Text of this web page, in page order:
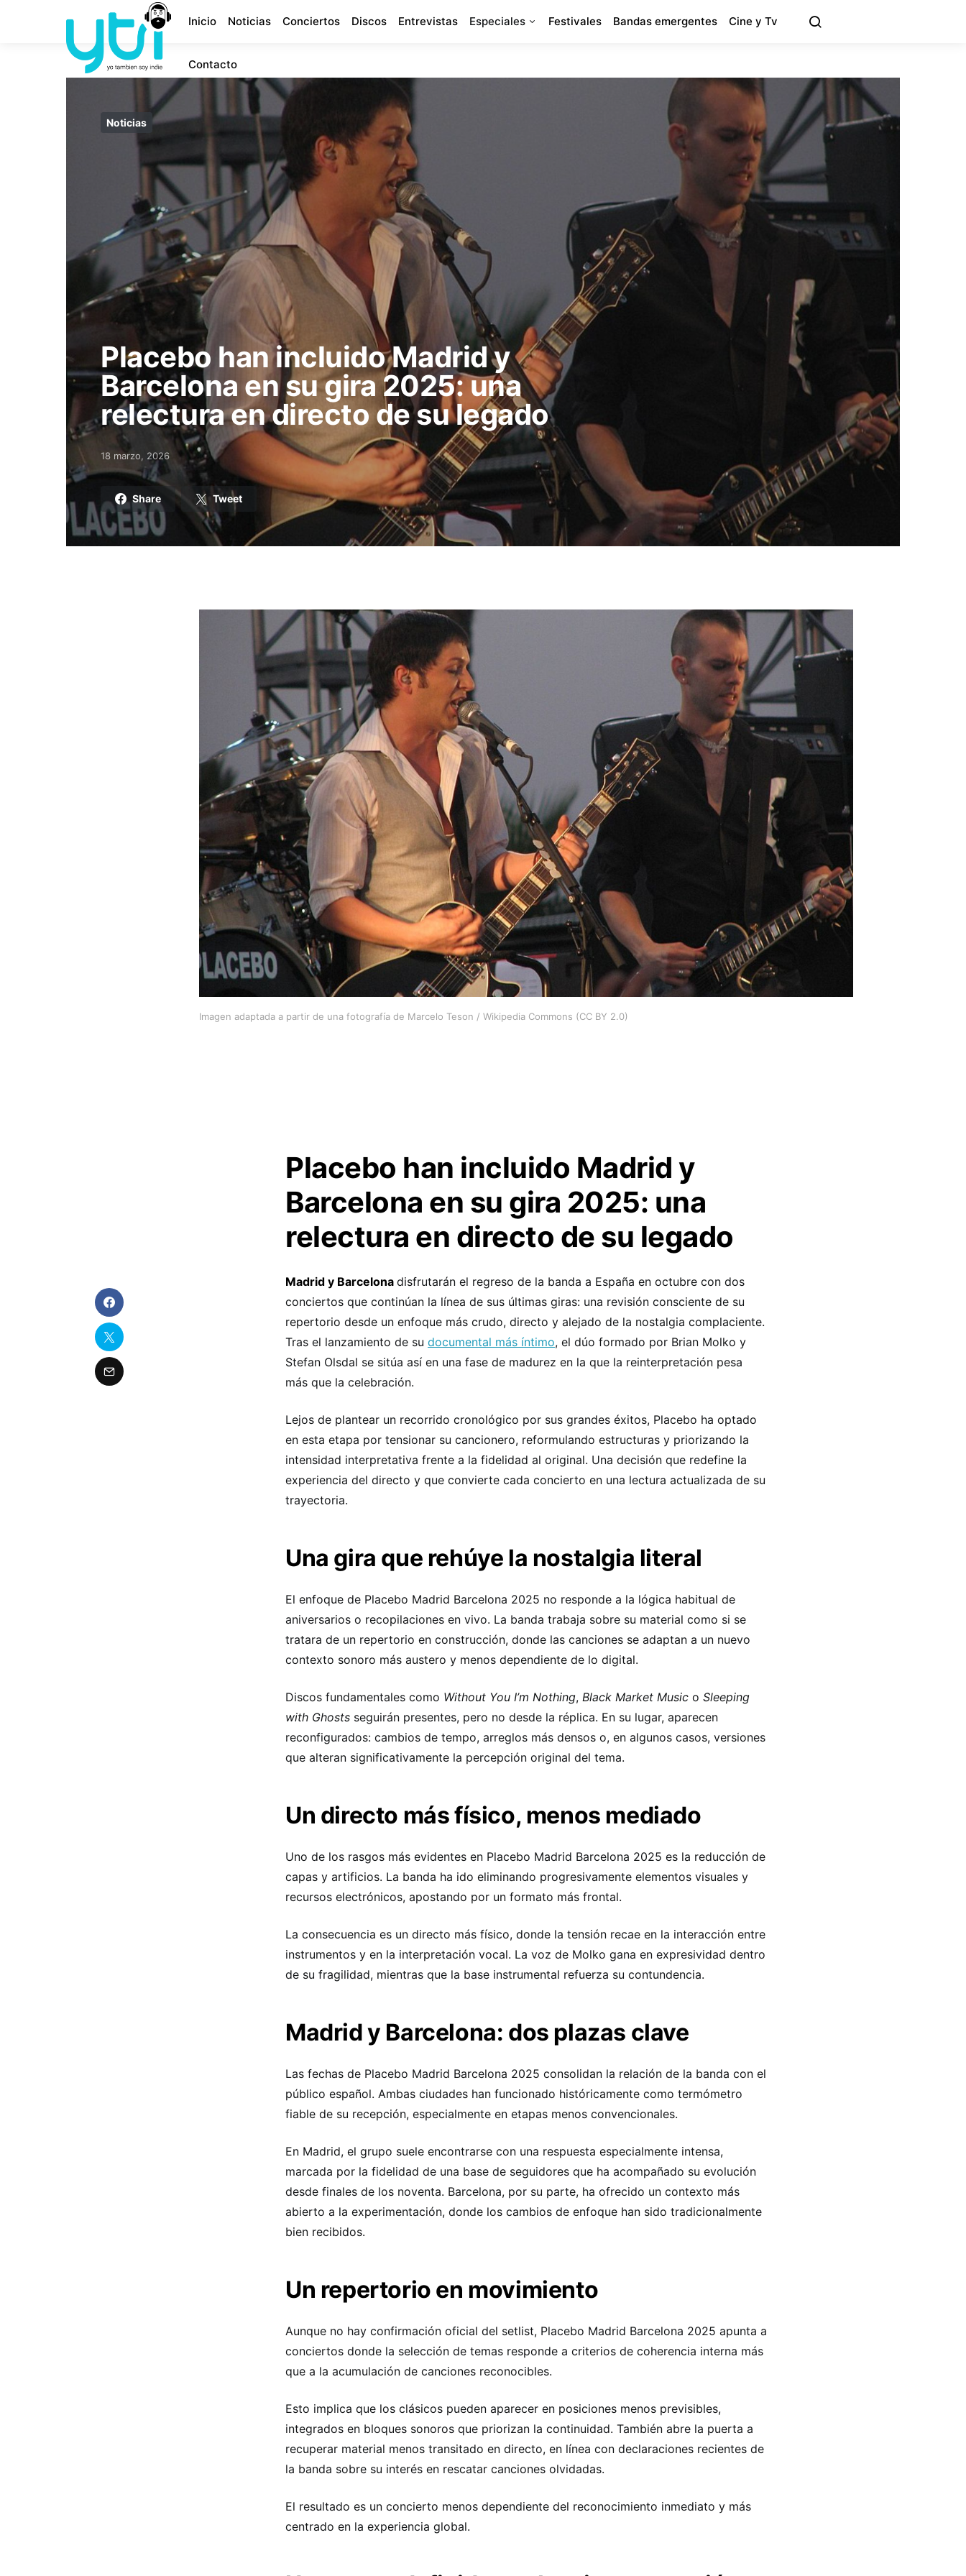
Inicio Noticias Conciertos Discos Entrevistas Especiales Festivales Bandas emergentes Cine y Tv
Contacto
Noticias
Placebo han incluido Madrid y
Barcelona en su gira 2025: una
relectura en directo de su legado
Posted on
18 marzo, 2026
Share Tweet
Imagen adaptada a partir de una fotografía de Marcelo Teson / Wikipedia Commons (CC BY 2.0)
Placebo han incluido Madrid y
Barcelona en su gira 2025: una
relectura en directo de su legado
Madrid y Barcelona disfrutarán el regreso de la banda a España en octubre con dos
conciertos que continúan la línea de sus últimas giras: una revisión consciente de su
repertorio desde un enfoque más crudo, directo y alejado de la nostalgia complaciente.
Tras el lanzamiento de su documental más íntimo, el dúo formado por Brian Molko y
Stefan Olsdal se sitúa así en una fase de madurez en la que la reinterpretación pesa
más que la celebración.
Lejos de plantear un recorrido cronológico por sus grandes éxitos, Placebo ha optado
en esta etapa por tensionar su cancionero, reformulando estructuras y priorizando la
intensidad interpretativa frente a la fidelidad al original. Una decisión que redefine la
experiencia del directo y que convierte cada concierto en una lectura actualizada de su
trayectoria.
Una gira que rehúye la nostalgia literal
El enfoque de Placebo Madrid Barcelona 2025 no responde a la lógica habitual de
aniversarios o recopilaciones en vivo. La banda trabaja sobre su material como si se
tratara de un repertorio en construcción, donde las canciones se adaptan a un nuevo
contexto sonoro más austero y menos dependiente de lo digital.
Discos fundamentales como Without You I’m Nothing, Black Market Music o Sleeping
with Ghosts seguirán presentes, pero no desde la réplica. En su lugar, aparecen
reconfigurados: cambios de tempo, arreglos más densos o, en algunos casos, versiones
que alteran significativamente la percepción original del tema.
Un directo más físico, menos mediado
Uno de los rasgos más evidentes en Placebo Madrid Barcelona 2025 es la reducción de
capas y artificios. La banda ha ido eliminando progresivamente elementos visuales y
recursos electrónicos, apostando por un formato más frontal.
La consecuencia es un directo más físico, donde la tensión recae en la interacción entre
instrumentos y en la interpretación vocal. La voz de Molko gana en expresividad dentro
de su fragilidad, mientras que la base instrumental refuerza su contundencia.
Madrid y Barcelona: dos plazas clave
Las fechas de Placebo Madrid Barcelona 2025 consolidan la relación de la banda con el
público español. Ambas ciudades han funcionado históricamente como termómetro
fiable de su recepción, especialmente en etapas menos convencionales.
En Madrid, el grupo suele encontrarse con una respuesta especialmente intensa,
marcada por la fidelidad de una base de seguidores que ha acompañado su evolución
desde finales de los noventa. Barcelona, por su parte, ha ofrecido un contexto más
abierto a la experimentación, donde los cambios de enfoque han sido tradicionalmente
bien recibidos.
Un repertorio en movimiento
Aunque no hay confirmación oficial del setlist, Placebo Madrid Barcelona 2025 apunta a
conciertos donde la selección de temas responde a criterios de coherencia interna más
que a la acumulación de canciones reconocibles.
Esto implica que los clásicos pueden aparecer en posiciones menos previsibles,
integrados en bloques sonoros que priorizan la continuidad. También abre la puerta a
recuperar material menos transitado en directo, en línea con declaraciones recientes de
la banda sobre su interés en rescatar canciones olvidadas.
El resultado es un concierto menos dependiente del reconocimiento inmediato y más
centrado en la experiencia global.